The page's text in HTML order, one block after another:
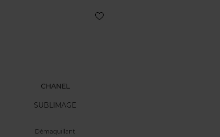
CHANEL
SUBLIMAGE
Démaquillant